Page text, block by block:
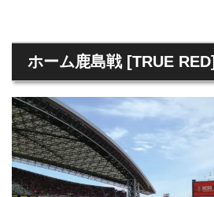
ホーム鹿島戦 [TRUE RED]